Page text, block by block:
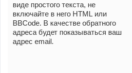
виде простого текста, не
включайте в него HTML или
BBCode. В качестве обратного
адреса будет показываться ваш
адрес email.